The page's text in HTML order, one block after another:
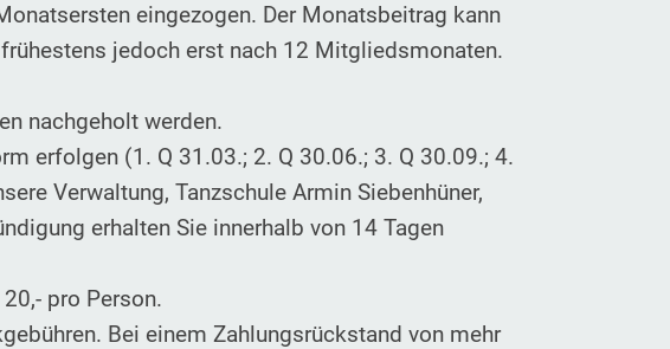
eingezogen. Der Monatsbeitrag kann
jedoch erst nach 12 Mitgliedsmonaten.
nachgeholt werden.
erfolgen (1. Q 31.03.; 2. Q 30.06.; 3. Q 30.09.; 4.
Verwaltung, Tanzschule Armin Siebenhüner,
erhalten Sie innerhalb von 14 Tagen
pro Person.
Bei einem Zahlungsrückstand von mehr